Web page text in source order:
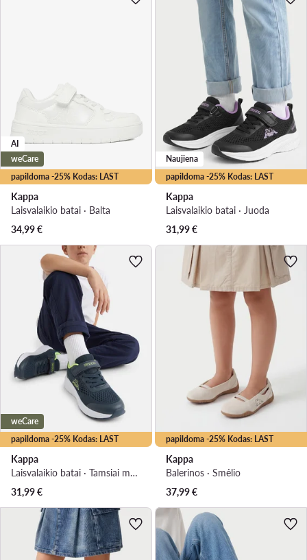
papildoma -25% Kodas: LAST
AI
weCare
Kappa
Laisvalaikio batai · Balta
34,99€
papildoma -25% Kodas: LAST
Naujiena
Kappa
Laisvalaikio batai · Juoda
31,99€
papildoma -25% Kodas: LAST
weCare
Kappa
Laisvalaikio batai · Tamsiai mėlyna
31,99€
papildoma -25% Kodas: LAST
Kappa
Balerinos · Smėlio
37,99€